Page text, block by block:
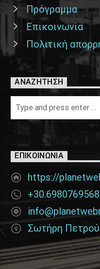
Πρόγραμμα
Επικοινωνία
Πολιτική
ΑΝΑΖΉΤΗΣΗ
ΕΠΙΚΟΙΝΩΝΊΑ
https://
+30.6980769568
Σωτήρη